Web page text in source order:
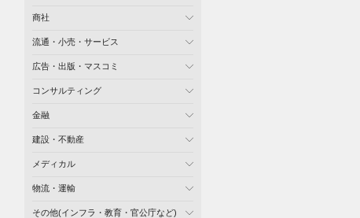
商社
流通・小売・サービス
広告・出版・マスコミ
コンサルティング
金融
建設・不動産
メディカル
物流・運輸
その他(インフラ・教育・官公庁など)